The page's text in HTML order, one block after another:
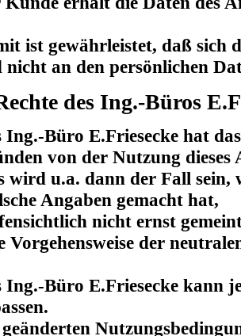
ist gewährleistet, daß sich
nicht an den persönlichen
des Ing.-Büros
Ing.-Büro E.Friesecke hat
von der Nutzung dieses
wird u.a. dann der Fall sein,
Angaben gemacht hat,
nicht ernst
Vorgehensweise der
Ing.-Büro E.Friesecke kann